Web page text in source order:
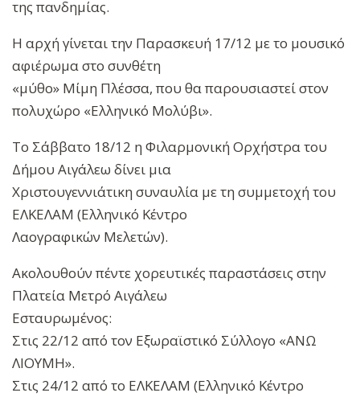
της πανδημίας.
Η αρχή γίνεται την Παρασκευή 17/12 με το μουσικό
αφιέρωμα στο συνθέτη
«μύθο» Μίμη Πλέσσα, που θα παρουσιαστεί στον
πολυχώρο «Ελληνικό Μολύβι».
Το Σάββατο 18/12 η Φιλαρμονική Ορχήστρα του
Δήμου Αιγάλεω δίνει μια
Χριστουγεννιάτικη συναυλία με τη συμμετοχή του
ΕΛΚΕΛΑΜ (Ελληνικό Κέντρο
Λαογραφικών Μελετών).
Ακολουθούν πέντε χορευτικές παραστάσεις στην
Πλατεία Μετρό Αιγάλεω
Εσταυρωμένος:
Στις 22/12 από τον Εξωραϊστικό Σύλλογο «ΑΝΩ
ΛΙΟΥΜΗ».
Στις 24/12 από το ΕΛΚΕΛΑΜ (Ελληνικό Κέντρο